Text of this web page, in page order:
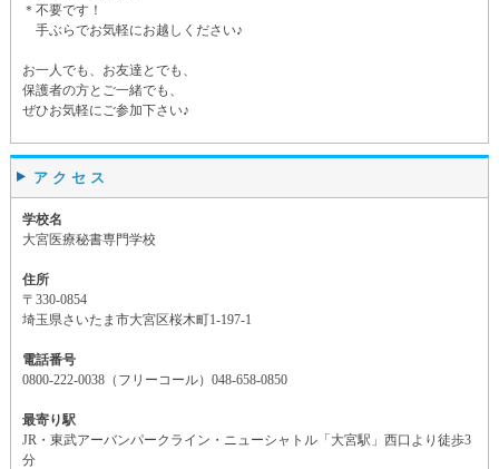
＊不要です！
手ぶらでお気軽にお越しください♪
お一人でも、お友達とでも、
保護者の方とご一緒でも、
ぜひお気軽にご参加下さい♪
アクセス
学校名
大宮医療秘書専門学校
住所
〒330-0854
埼玉県さいたま市大宮区桜木町1-197-1
電話番号
0800-222-0038（フリーコール）048-658-0850
最寄り駅
JR・東武アーバンパークライン・ニューシャトル「大宮駅」西口より徒歩3
分